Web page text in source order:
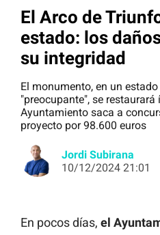
El Arco de
estado: los
su integridad
El monumento, en un
"preocupante", se restaurará
Ayuntamiento saca a
proyecto por 98.600 euros
Jordi Subirana
10/12/2024 21:01
En pocos días, el